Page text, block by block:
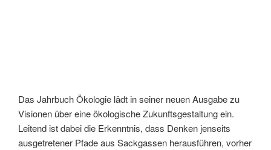
Das Jahrbuch Ökologie lädt in seiner neuen Ausgabe zu
Visionen über eine ökologische Zukunftsgestaltung ein.
Leitend ist dabei die Erkenntnis, dass Denken jenseits
ausgetretener Pfade aus Sackgassen herausführen, vorher